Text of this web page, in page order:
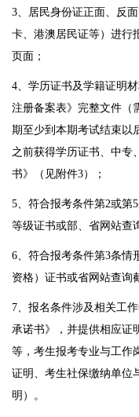
3、居民身份证正面、反
卡、港澳居民证等）进行
页面；
4、学历证书及学籍证明
注册备案表》完整文件（
期至少到本期考试结束以
之前获得学历证书、中专
书》（见附件3）；
5、符合报考条件第2或第
等级证书或部、省网站查
6、符合报考条件第3条情
资格）证书或省网站查询
7、报名条件涉及相关工
承诺书》，并提供相应证
等，考生报考专业与工作
证明、考生社保缴纳单位
明）。